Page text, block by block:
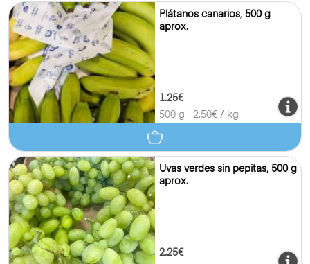
Plátanos canarios, 500 g
aprox.
1.25€
500 g
2.50€ / kg
Uvas verdes sin pepitas, 500 g
aprox.
2.25€